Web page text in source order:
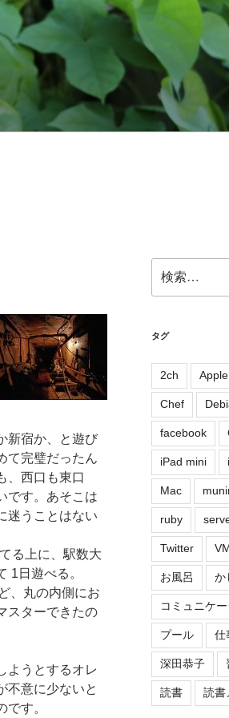
新宿か、と遊び
て完璧だったん
、西口も東口
です。あそこは
迷うことはない
る上に、駅数大
1日遊べる。
、丸の内側にお
スターできたの
ようとするオレ
不意に少ないと
す。
索:
タグ
2ch Apple
Chef
facebook
iPad mini
Mac
ruby
Twitter
お風呂 か
コミュニケ
プール 仕
深田恭子
読書 読書